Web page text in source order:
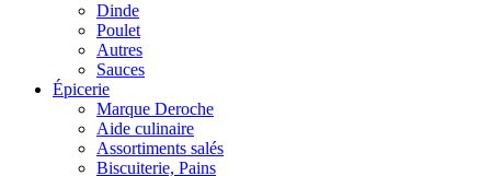
Dinde
Poulet
Autres
Sauces
Épicerie
Marque Deroche
Aide culinaire
Assortiments salés
Biscuiterie, Pains